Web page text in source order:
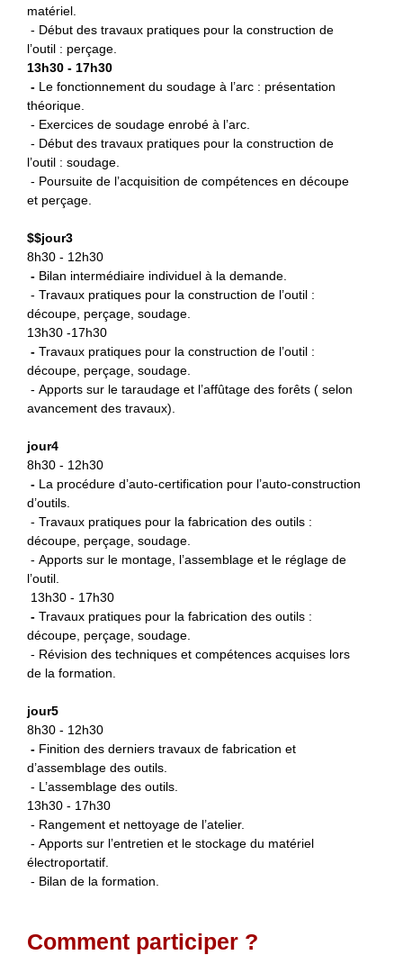
matériel.
- Début des travaux pratiques pour la construction de
l’outil : perçage.
13h30 - 17h30
- L e fonctionnement du soudage à l’arc : présentation
théorique.
- Exercices de soudage enrobé à l’arc.
- Début des travaux pratiques pour la construction de
l’outil : soudage.
- Poursuite de l’acquisition de compétences en découpe
et perçage.
$$jour3
8h30 - 12h30
- Bilan intermédiaire individuel à la demande.
- Travaux pratiques pour la construction de l’outil :
découpe, perçage, soudage.
13h30 -17h30
- Travaux pratiques pour la construction de l’outil :
découpe, perçage, soudage.
- Apports sur le taraudage et l’affûtage des forêts ( selon
avancement des travaux).
jour4
8h30 - 12h30
- La procédure d’auto-certification pour l’auto-construction
d’outils.
- Travaux pratiques pour la fabrication des outils :
découpe, perçage, soudage.
- Apports sur le montage, l’assemblage et le réglage de
l’outil.
13h30 - 17h30
- Travaux pratiques pour la fabrication des outils :
découpe, perçage, soudage.
- Révision des techniques et compétences acquises lors
de la formation.
jour5
8h30 - 12h30
- Finition des derniers travaux de fabrication et
d’assemblage des outils.
- L’assemblage des outils.
13h30 - 17h30
- Rangement et nettoyage de l’atelier.
- Apports sur l’entretien et le stockage du matériel
électroportatif.
- Bilan de la formation.
Comment participer ?